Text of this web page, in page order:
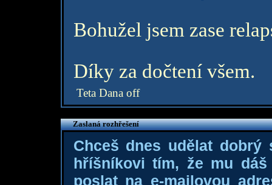
Bohužel jsem zase
Díky za dočtení všem.
Teta Dana off
Zaslaná rozhřešení
Chceš dnes udělat dobrý
hříšníkovi tím, že mu
poslat na e-mailovou